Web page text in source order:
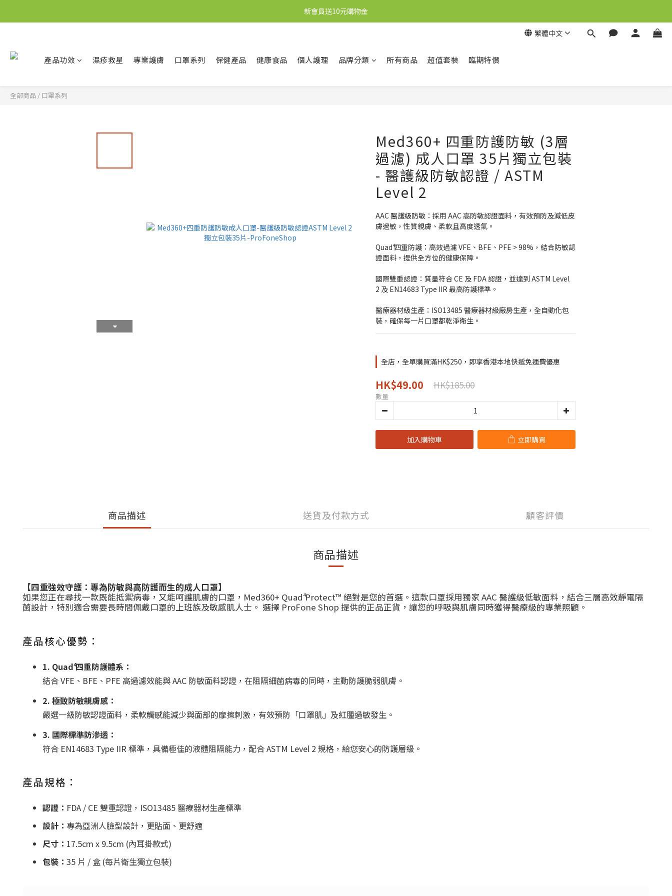
新會員送10元購物金
新會員送10元購物金
凡購物滿港幣250元即享本地順豐免運優惠
繁體中文
產品功效 濕疹救星 專業護膚 口罩系列 保健產品 健康食品 個人護理 品牌分類 所有商品 超值套裝 臨期特價
全部商品 / 口罩系列
Med360+ 四重防護防敏 (3層
過濾) 成人口罩 35片獨立包裝
- 醫護級防敏認證 / ASTM
Level 2
AAC 醫護級防敏：採用 AAC 高防敏認證面料，有效預防及減低皮
膚過敏，性質親膚、柔軟且高度透氣。
Quad⁴ 四重防護：高效過濾 VFE、BFE、PFE > 98%，結合防敏認
證面料，提供全方位的健康保障。
國際雙重認證：質量符合 CE 及 FDA 認證，並達到 ASTM Level
2 及 EN14683 Type IIR 最高防護標準。
醫療器材級生產：ISO13485 醫療器材級廠房生產，全自動化包
裝，確保每一片口罩都乾淨衛生。
全店，全單購買滿HK$250，即享香港本地快遞免運費優惠
HK$49.00 HK$185.00
數量
加入購物車 立即購買
商品描述 送貨及付款方式 顧客評價
商品描述
【四重強效守護：專為防敏與高防護而生的成人口罩】
如果您正在尋找一款既能抵禦病毒，又能呵護肌膚的口罩，Med360+ Quad⁴ Protect™ 絕對是您的首選。這款口罩採用獨家 AAC 醫護級低敏面料，結合三層高效靜電隔
菌設計，特別適合需要長時間佩戴口罩的上班族及敏感肌人士。 選擇 ProFone Shop 提供的正品正貨，讓您的呼吸與肌膚同時獲得醫療級的專業照顧。
產品核心優勢：
1. Quad⁴ 四重防護體系：
結合 VFE、BFE、PFE 高過濾效能與 AAC 防敏面料認證，在阻隔細菌病毒的同時，主動防護脆弱肌膚。
2. 極致防敏親膚感：
嚴選一級防敏認證面料，柔軟觸感能減少與面部的摩擦刺激，有效預防「口罩肌」及紅腫過敏發生。
3. 國際標準防滲透：
符合 EN14683 Type IIR 標準，具備極佳的液體阻隔能力，配合 ASTM Level 2 規格，給您安心的防護層級。
產品規格：
認證： FDA / CE 雙重認證，ISO13485 醫療器材生產標準
設計： 專為亞洲人臉型設計，更貼面、更舒適
尺寸： 17.5cm x 9.5cm (內耳掛款式)
包裝： 35 片 / 盒 (每片衛生獨立包裝)